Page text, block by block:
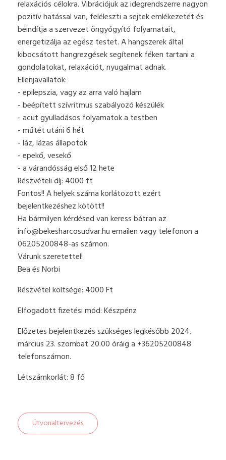
relaxációs célokra. Vibrációjuk az idegrendszerre nagyon
pozitív hatással van, feléleszti a sejtek emlékezetét és
beindítja a szervezet öngyógyító folyamatait,
energetizálja az egész testet. A hangszerek által
kibocsátott hangrezgések segítenek féken tartani a
gondolatokat, relaxációt, nyugalmat adnak.
Ellenjavallatok:
- epilepszia, vagy az arra való hajlam
- beépített szívritmus szabályozó készülék
- acut gyulladásos folyamatok a testben
- műtét utáni 6 hét
- láz, lázas állapotok
- epekő, vesekő
- a várandósság első 12 hete
Részvételi díj: 4000 ft
Fontos!! A helyek száma korlátozott ezért
bejelentkezéshez kötött!!
Ha bármilyen kérdésed van keress bátran az
info@bekesharcosudvar.huemailen vagy telefonon a
06205200848-as számon.
Várunk szeretettel!
Bea és Norbi
Részvétel költsége: 4000 Ft
Elfogadott fizetési mód: Készpénz
Előzetes bejelentkezés szükséges legkésőbb 2024.
március 23. szombat 20.00 óráig a +36205200848
telefonszámon.
Létszámkorlát: 8 fő
Útvonaltervezés